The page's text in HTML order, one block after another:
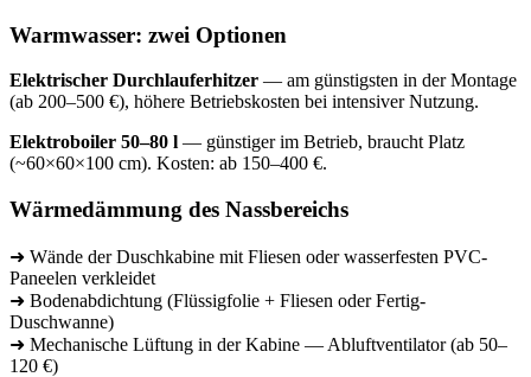
Warmwasser: zwei Optionen
Elektrischer Durchlauferhitzer — am günstigsten in der Montage
(ab 200–500 €), höhere Betriebskosten bei intensiver Nutzung.
Elektroboiler 50–80 l — günstiger im Betrieb, braucht Platz
(~60×60×100 cm). Kosten: ab 150–400 €.
Wärmedämmung des Nassbereichs
➜ Wände der Duschkabine mit Fliesen oder wasserfesten PVC-
Paneelen verkleidet
➜ Bodenabdichtung (Flüssigfolie + Fliesen oder Fertig-
Duschwanne)
➜ Mechanische Lüftung in der Kabine — Abluftventilator (ab 50–
120 €)